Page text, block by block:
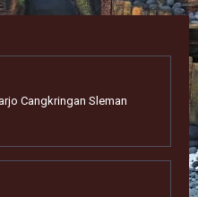
Cangkringan Sleman